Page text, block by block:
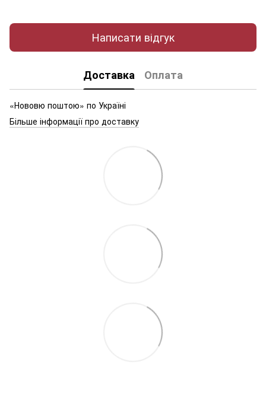
Написати відгук
Доставка Оплата
«Нововю поштою» по Україні
Більше інформації про доставку